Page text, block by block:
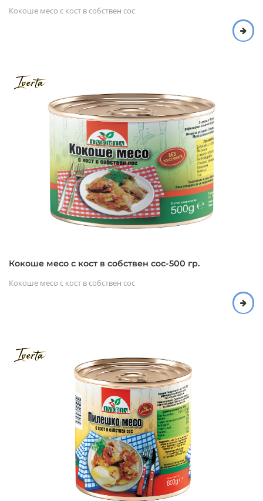
Кокоше месо с кост в собствен сос
Кокоше месо с кост в собствен сос-500 гр.
Кокоше месо с кост в собствен сос